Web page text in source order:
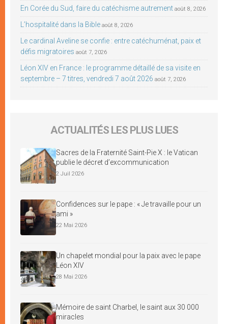
En Corée du Sud, faire du catéchisme autrement août 8, 2026
L’hospitalité dans la Bible août 8, 2026
Le cardinal Aveline se confie : entre catéchuménat, paix et
défis migratoires août 7, 2026
Léon XIV en France : le programme détaillé de sa visite en
septembre – 7 titres, vendredi 7 août 2026 août 7, 2026
ACTUALITÉS LES PLUS LUES
Sacres de la Fraternité Saint-Pie X : le Vatican
publie le décret d’excommunication
2 Juil 2026
Confidences sur le pape : « Je travaille pour un
ami »
22 Mai 2026
Un chapelet mondial pour la paix avec le pape
Léon XIV
28 Mai 2026
Mémoire de saint Charbel, le saint aux 30 000
miracles